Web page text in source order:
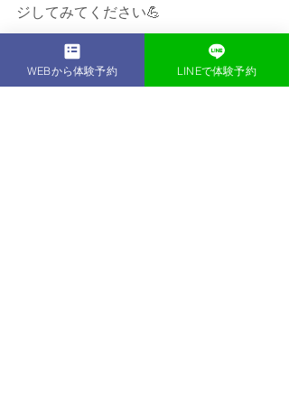
ジしてみてください💪
WEBから体験予約 LINEで体験予約